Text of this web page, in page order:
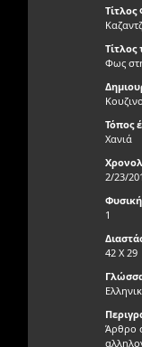
Τίτλος
Φως
Τόπος
Χανιά
2/23/
1
42 Χ 29
Άρθρο